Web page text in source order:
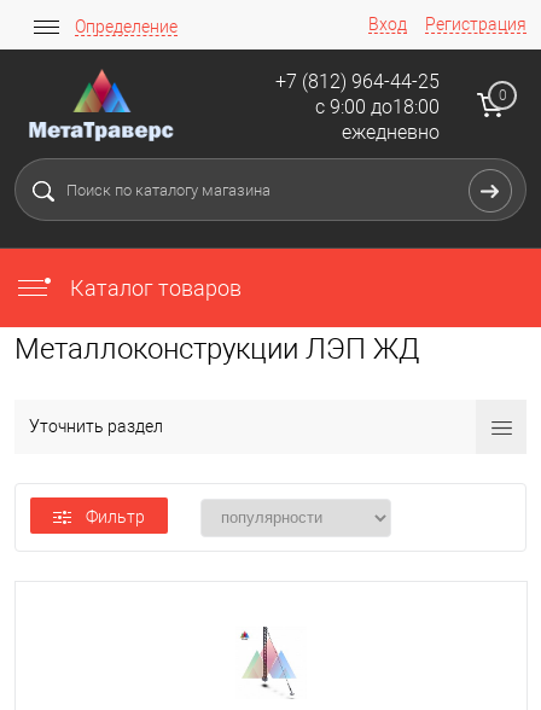
Вход Регистрация
Определение
+7 (812) 964-44-25
с 9:00 до18:00
ежедневно
0
Каталог товаров
Металлоконструкции ЛЭП ЖД
Уточнить раздел
Фильтр